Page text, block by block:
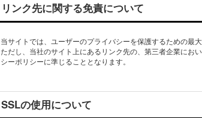
リンク先に関する免責について
当サイトでは、ユーザーのプライバシーを保護するための最
ただし、当社のサイト上にあるリンク先の、第三者企業にお
シーポリシーに準じることとなります。
SSLの使用について